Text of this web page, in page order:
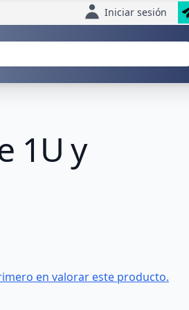
Iniciar sesión
1U y
en valorar este producto.